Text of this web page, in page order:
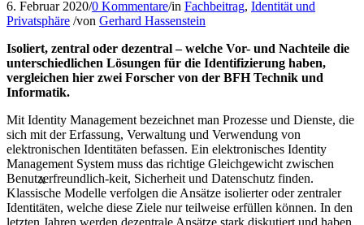
x
6. Februar 2020/0 Kommentare/in Fachbeitrag, Identität und
Privatsphäre /von Gerhard Hassenstein
Isoliert, zentral oder dezentral – welche Vor- und Nachteile die
unterschiedlichen Lösungen für die Identifizierung haben,
vergleichen hier zwei Forscher von der BFH Technik und
Informatik.
Mit Identity Management bezeichnet man Prozesse und Dienste, die
sich mit der Erfassung, Verwaltung und Verwendung von
elektronischen Identitäten befassen. Ein elektronisches Identity
Management System muss das richtige Gleichgewicht zwischen
Benutzerfreundlich-keit, Sicherheit und Datenschutz finden.
Klassische Modelle verfolgen die Ansätze isolierter oder zentraler
Identitäten, welche diese Ziele nur teilweise erfüllen können. In den
letzten Jahren werden dezentrale Ansätze stark diskutiert und haben